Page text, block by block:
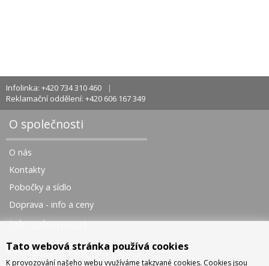
Infolinka: +420 734 310 460
Reklamační oddělení: +420 606 167 349
O společnosti
O nás
Kontakty
Pobočky a sídlo
Doprava - info a ceny
Jak nakupovat
Obchodní podmínky
Tato webová stránka používá cookies
K provozování našeho webu využíváme takzvané cookies. Cookies jsou